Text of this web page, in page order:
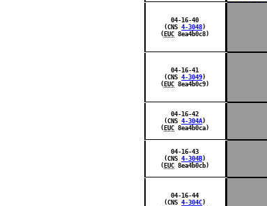
04-16-40
(CNS4-3048 )
( EUC 8ea4b0c8)
04-16-41
(CNS4-3049 )
( EUC 8ea4b0c9)
04-16-42
(CNS4-304A )
( EUC 8ea4b0ca)
04-16-43
(CNS4-304B )
( EUC 8ea4b0cb)
04-16-44
(CNS4-304C )